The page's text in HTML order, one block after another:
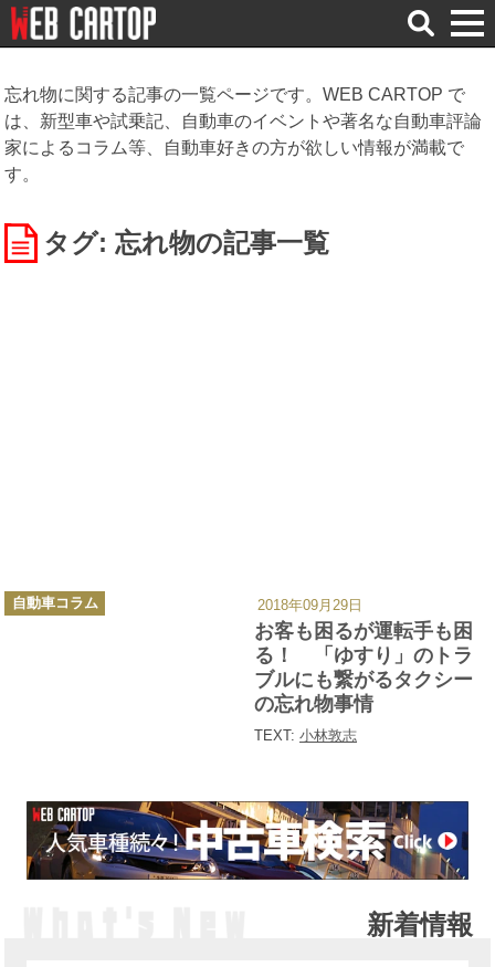
検
索
忘れ物に関する記事の一覧ページです。WEB CARTOP で
は、新型車や試乗記、自動車のイベントや著名な自動車評論
家によるコラム等、自動車好きの方が欲しい情報が満載で
す。
タグ: 忘れ物の記事一覧
お客も困るが運転手も困
る！ 「ゆすり」のトラ
ブルにも繋がるタクシー
の忘れ物事情
TEXT: 小林敦志
カ
テ
自動車コラム 2018年09月29日
新着情報